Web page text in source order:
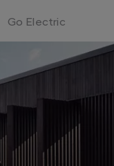
Go Electric